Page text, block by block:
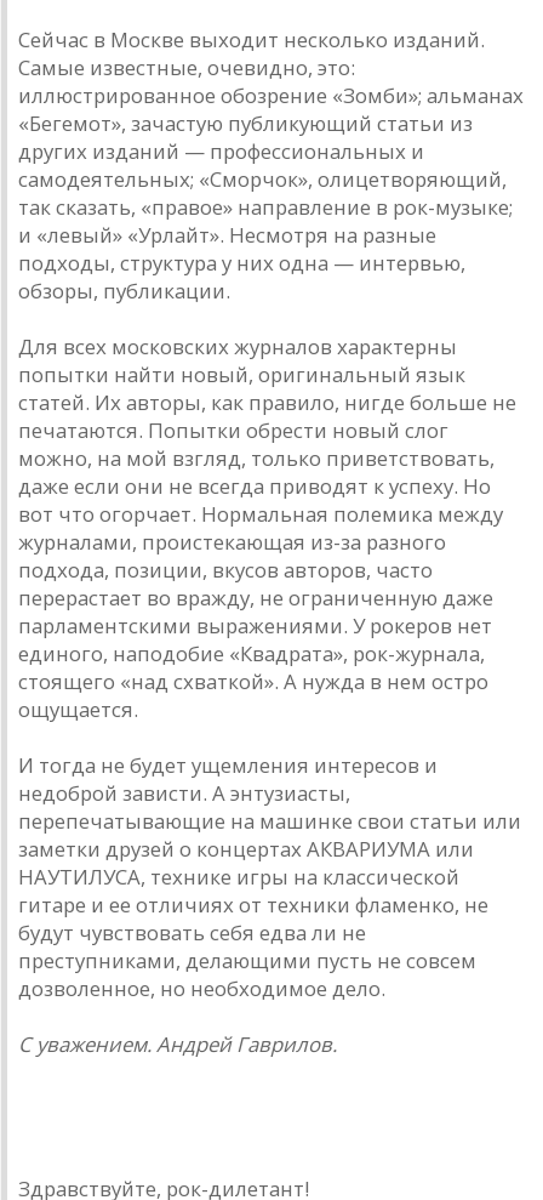
Сейчас в Москве выходит несколько изданий.
Самые известные, очевидно, это:
иллюстрированное обозрение «Зомби»; альманах
«Бегемот», зачастую публикующий статьи из
других изданий — профессиональных и
самодеятельных; «Сморчок», олицетворяющий,
так сказать, «правое» направление в рок-музыке;
и «левый» «Урлайт». Несмотря на разные
подходы, структура у них одна — интервью,
обзоры, публикации.
Для всех московских журналов характерны
попытки найти новый, оригинальный язык
статей. Их авторы, как правило, нигде больше не
печатаются. Попытки обрести новый слог
можно, на мой взгляд, только приветствовать,
даже если они не всегда приводят к успеху. Но
вот что огорчает. Нормальная полемика между
журналами, проистекающая из-за разного
подхода, позиции, вкусов авторов, часто
перерастает во вражду, не ограниченную даже
парламентскими выражениями. У рокеров нет
единого, наподобие «Квадрата», рок-журнала,
стоящего «над схваткой». А нужда в нем остро
ощущается.
И тогда не будет ущемления интересов и
недоброй зависти. А энтузиасты,
перепечатывающие на машинке свои статьи или
заметки друзей о концертах АКВАРИУМА или
НАУТИЛУСА, технике игры на классической
гитаре и ее отличиях от техники фламенко, не
будут чувствовать себя едва ли не
преступниками, делающими пусть не совсем
дозволенное, но необходимое дело.
С уважением. Андрей Гаврилов.
Здравствуйте, рок-дилетант!